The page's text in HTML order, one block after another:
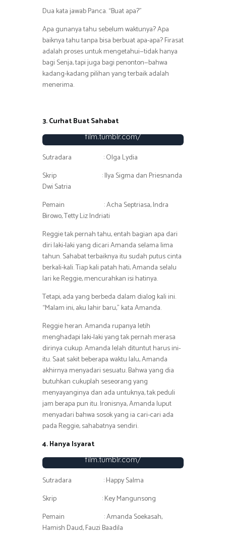
Dua kata jawab Panca. “Buat apa?”
Apa gunanya tahu sebelum waktunya? Apa
baiknya tahu tanpa bisa berbuat apa-apa? Firasat
adalah proses untuk mengetahui—tidak hanya
bagi Senja, tapi juga bagi penonton—bahwa
kadang-kadang pilihan yang terbaik adalah
menerima.
3. Curhat Buat Sahabat
film.tumblr.com/
Sutradara : Olga Lydia
Skrip : Ilya Sigma dan Priesnanda
Dwi Satria
Pemain : Acha Septriasa, Indra
Birowo, Tetty Liz Indriati
Reggie tak pernah tahu, entah bagian apa dari
diri laki-laki yang dicari Amanda selama lima
tahun. Sahabat terbaiknya itu sudah putus cinta
berkali-kali. Tiap kali patah hati, Amanda selalu
lari ke Reggie, mencurahkan isi hatinya.
Tetapi, ada yang berbeda dalam dialog kali ini.
“Malam ini, aku lahir baru,” kata Amanda.
Reggie heran. Amanda rupanya letih
menghadapi laki-laki yang tak pernah merasa
dirinya cukup. Amanda lelah dituntut harus ini-
itu. Saat sakit beberapa waktu lalu, Amanda
akhirnya menyadari sesuatu. Bahwa yang dia
butuhkan cukuplah seseorang yang
menyayanginya dan ada untuknya, tak peduli
jam berapa pun itu. Ironisnya, Amanda luput
menyadari bahwa sosok yang ia cari-cari ada
pada Reggie, sahabatnya sendiri.
4. Hanya Isyarat
Foto : http://rectoverso-
film.tumblr.com/
Sutradara : Happy Salma
Skrip : Key Mangunsong
Pemain : Amanda Soekasah,
Hamish Daud, Fauzi Baadila